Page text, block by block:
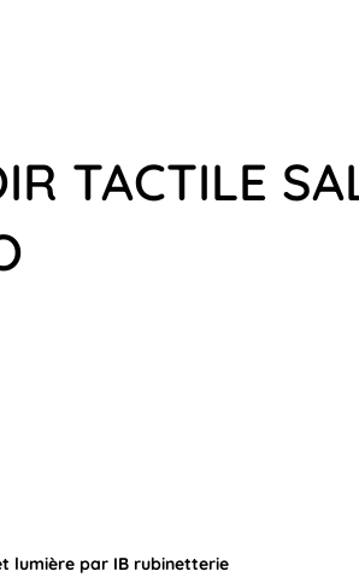
TACTILE
lumière par IB rubinetterie